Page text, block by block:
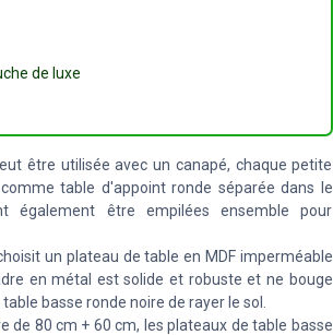
de luxe
être utilisée avec un canapé, chaque petite
table d'appoint ronde séparée dans le
également être empilées ensemble pour
un plateau de table en MDF imperméable
en métal est solide et robuste et ne bouge
basse ronde noire de rayer le sol.
de 80 cm + 60 cm, les plateaux de table basse